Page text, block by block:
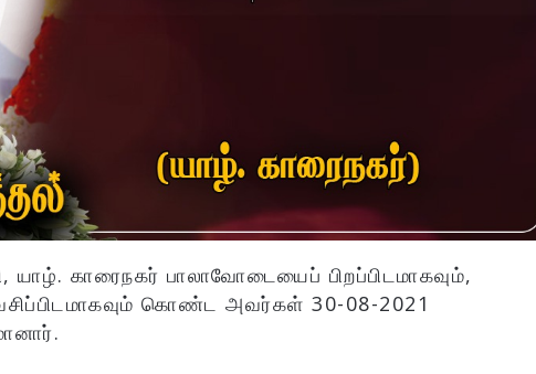
யாழ். காரைநகர் பாலாவோடையைப் பிறப்பிடமாகவும்,
கொண்ட அவர்கள் 30-08-2021